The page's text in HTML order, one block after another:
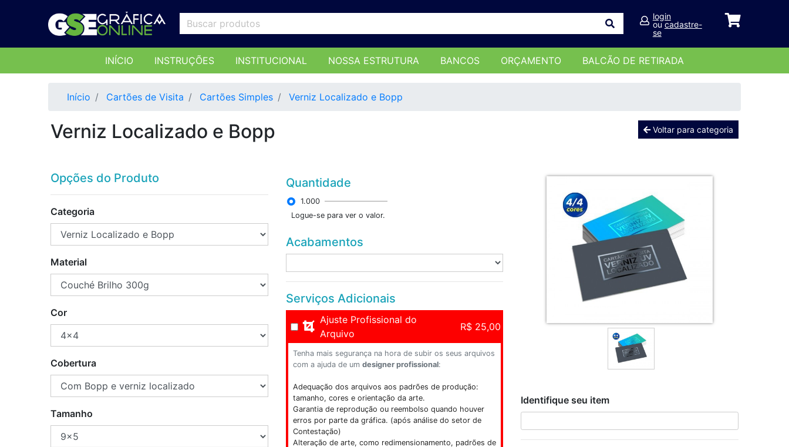
login
oucadastre-
se
INÍCIO INSTRUÇÕES INSTITUCIONAL NOSSA ESTRUTURA BANCOS ORÇAMENTO BALCÃO DE RETIRADA
Início Cartões de Visita Cartões Simples Verniz Localizado e Bopp
Verniz Localizado e Bopp Voltar para categoria
Opções do Produto
Categoria
Material
Cor
Cobertura
Tamanho
Quantidade
1.000
Logue-se para ver o valor.
Acabamentos
Serviços Adicionais
Ajuste Profissional do
Arquivo
R$ 25,00
Tenha mais segurança na hora de subir os seus arquivos
com a ajuda de um designer profissional:
Adequação dos arquivos aos padrões de produção:
tamanho, cores e orientação da arte.
Garantia de reprodução ou reembolso quando houver
erros por parte da gráfica. (após análise do setor de
Contestação)
Alteração de arte, como redimensionamento, padrões de
Identifique seu item